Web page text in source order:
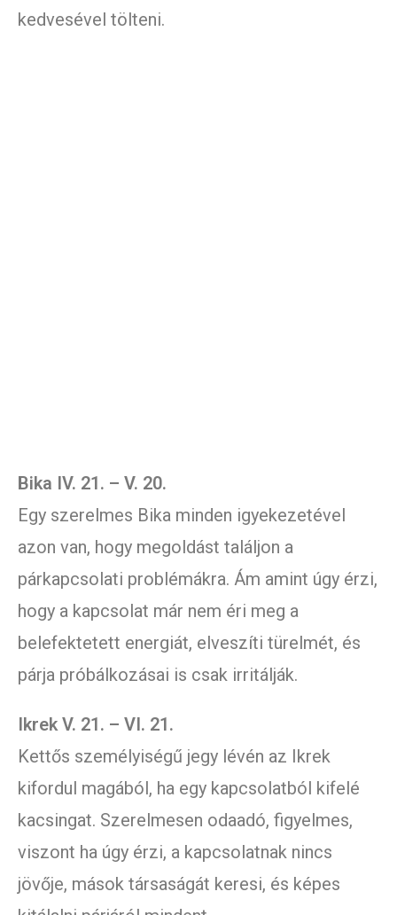
kedvesével tölteni.
Bika IV. 21. – V. 20.
Egy szerelmes Bika minden igyekezetével
azon van, hogy megoldást találjon a
párkapcsolati problémákra. Ám amint úgy érzi,
hogy a kapcsolat már nem éri meg a
belefektetett energiát, elveszíti türelmét, és
párja próbálkozásai is csak irritálják.
Ikrek V. 21. – VI. 21.
Kettős személyiségű jegy lévén az Ikrek
kifordul magából, ha egy kapcsolatból kifelé
kacsingat. Szerelmesen odaadó, figyelmes,
viszont ha úgy érzi, a kapcsolatnak nincs
jövője, mások társaságát keresi, és képes